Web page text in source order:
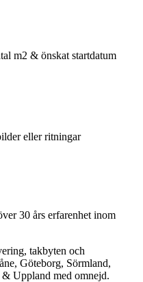
m2 & önskat startdatum
eller ritningar
30 års erfarenhet inom
takbyten och
Göteborg, Sörmland,
Uppland med omnejd.